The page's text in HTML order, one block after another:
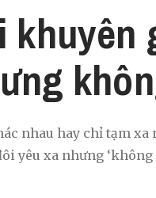
khuyên
nhau hay chỉ tạm
yêu xa nhưng ‘không